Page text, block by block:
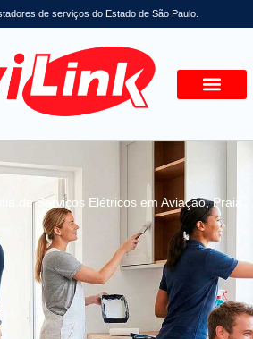
de serviços do Estado de São Paulo.
de Serviços Elétricos em Aviação, Praia